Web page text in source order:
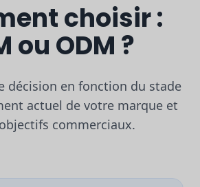
choisir :
ou ODM ?
décision en fonction du stade
actuel de votre marque et
commerciaux.